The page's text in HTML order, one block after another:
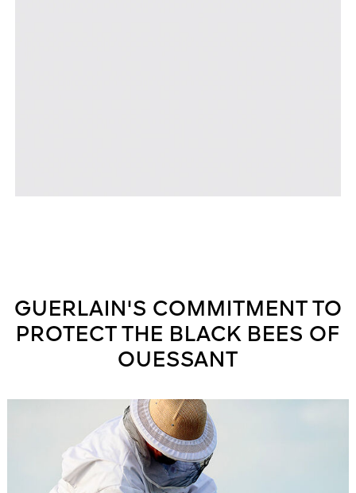
GUERLAIN'S COMMITMENT TO
PROTECT THE BLACK BEES OF
OUESSANT